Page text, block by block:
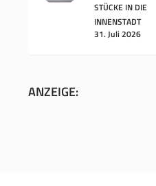
STÜCKE IN DIE
INNENSTADT
31. Juli 2026
ANZEIGE: